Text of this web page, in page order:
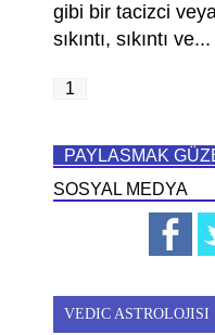
gibi bir tacizci
sıkıntı, sıkıntı ve...
1
PAYLASMAK
SOSYAL MEDYA
VEDIC ASTROLOJISI